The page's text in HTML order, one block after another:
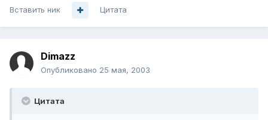
Вставить ник Цитата
Dimazz
Опубликовано 25 мая, 2003
Цитата